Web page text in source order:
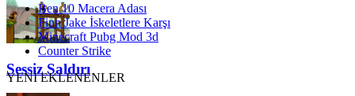
Sessiz Saldırı
Ben 10 Macera Adası
Finn Jake İskeletlere Karşı
Minecraft Pubg Mod 3d
Counter Strike
YENİ EKLENENLER